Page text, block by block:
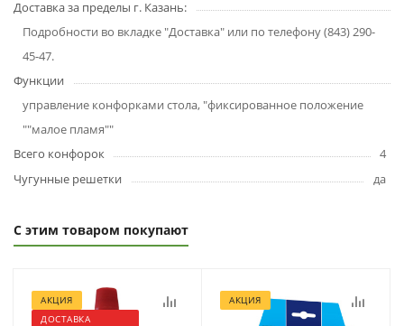
Доставка за пределы г. Казань:
Подробности во вкладке "Доставка" или по телефону (843) 290-
45-47.
Функции
управление конфорками стола, "фиксированное положение
""малое пламя""
Всего конфорок
4
Чугунные решетки
да
С этим товаром покупают
АКЦИЯ
ДОСТАВКА
АКЦИЯ